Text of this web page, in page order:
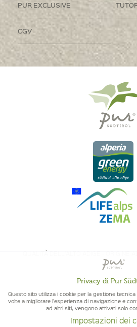
PUR EXCLUSIVE
CGV
QUALITÀ DELL'ALTO ADIGE - ORIGINE
CONTROLLATA
Privacy di Pur
Questo sito utilizza i cookie per la gestione
volte a migliorare l'esperienza di navigazione e
ad altri siti, vengono attivati solo
Impostazioni dei